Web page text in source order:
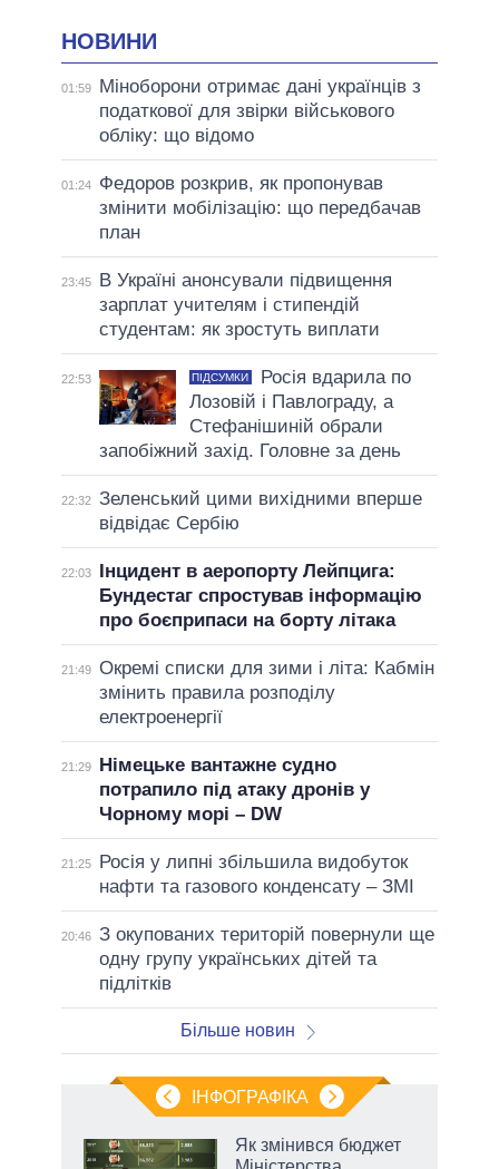
НОВИНИ
01:59
Міноборони отримає дані українців з
податкової для звірки військового
обліку: що відомо
01:24
Федоров розкрив, як пропонував
змінити мобілізацію: що передбачав
план
23:45
В Україні анонсували підвищення
зарплат учителям і стипендій
студентам: як зростуть виплати
22:53 ПІДСУМКИ
Росія вдарила по
Лозовій і Павлограду, а
Стефанішиній обрали
запобіжний захід. Головне за день
22:32 Зеленський цими вихідними вперше
відвідає Сербію
22:03
Інцидент в аеропорту Лейпцига:
Бундестаг спростував інформацію
про боєприпаси на борту літака
21:49 Окремі списки для зими і літа: Кабмін
змінить правила розподілу
електроенергії
21:29
Німецьке вантажне судно
потрапило під атаку дронів у
Чорному морі – DW
21:25
Росія у липні збільшила видобуток
нафти та газового конденсату – ЗМІ
20:46 З окупованих територій повернули ще
одну групу українських дітей та
підлітків
Більше новин
ІНФОГРАФІКА
Як змінився бюджет